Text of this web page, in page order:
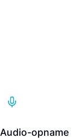
Audio-opname